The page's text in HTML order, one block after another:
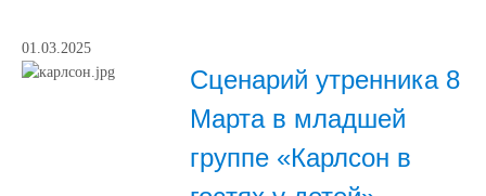
01.03.2025
Сценарий утренника 8
Марта в младшей
группе «Карлсон в